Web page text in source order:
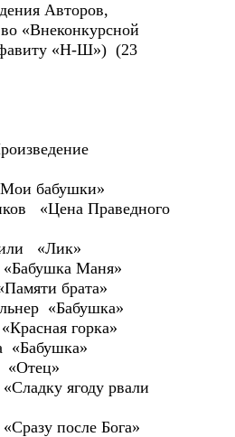
Авторов,
«Внеконкурсной
«Н-Ш») (23
бабушки»
«Цена Праведного
«Лик»
Маня»
брата»
«Бабушка»
горка»
«Бабушка»
«Отец»
ягоду рвали
после Бога»